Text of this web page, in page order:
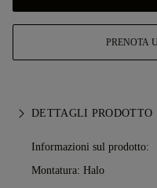
PRENOTA
DETTAGLI PRODOTTO
Informazioni sul prodotto:
Montatura: Halo